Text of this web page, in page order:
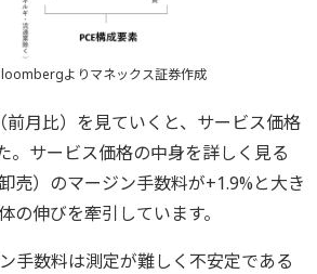
よりマネックス証券作成
前月比）を見ていくと、サービス価格
。サービス価格の中身を詳しく見る
売）のマージン手数料が+1.9%と大き
の伸びを牽引しています。
手数料は測定が難しく不安定である